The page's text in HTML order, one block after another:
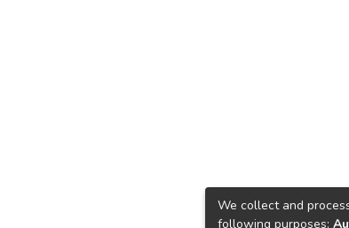
We collect and
following purposes: